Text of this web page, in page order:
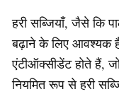
हरी सब्जियाँ, जैसे कि
बढ़ाने के लिए आवश्यक
एंटीऑक्सीडेंट होते हैं,
नियमित रूप से हरी